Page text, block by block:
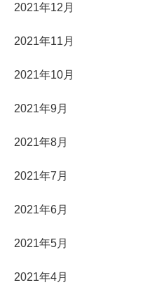
2021年12月
2021年11月
2021年10月
2021年9月
2021年8月
2021年7月
2021年6月
2021年5月
2021年4月